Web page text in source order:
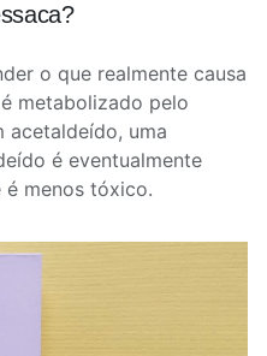
o que realmente causa
metabolizado pelo
acetaldeído, uma
é eventualmente
menos tóxico.